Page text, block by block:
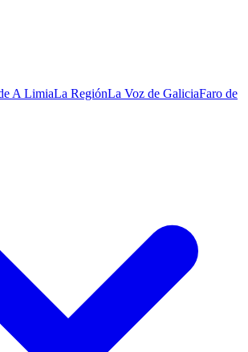
A LimiaLa RegiónLa Voz de GaliciaFaro de